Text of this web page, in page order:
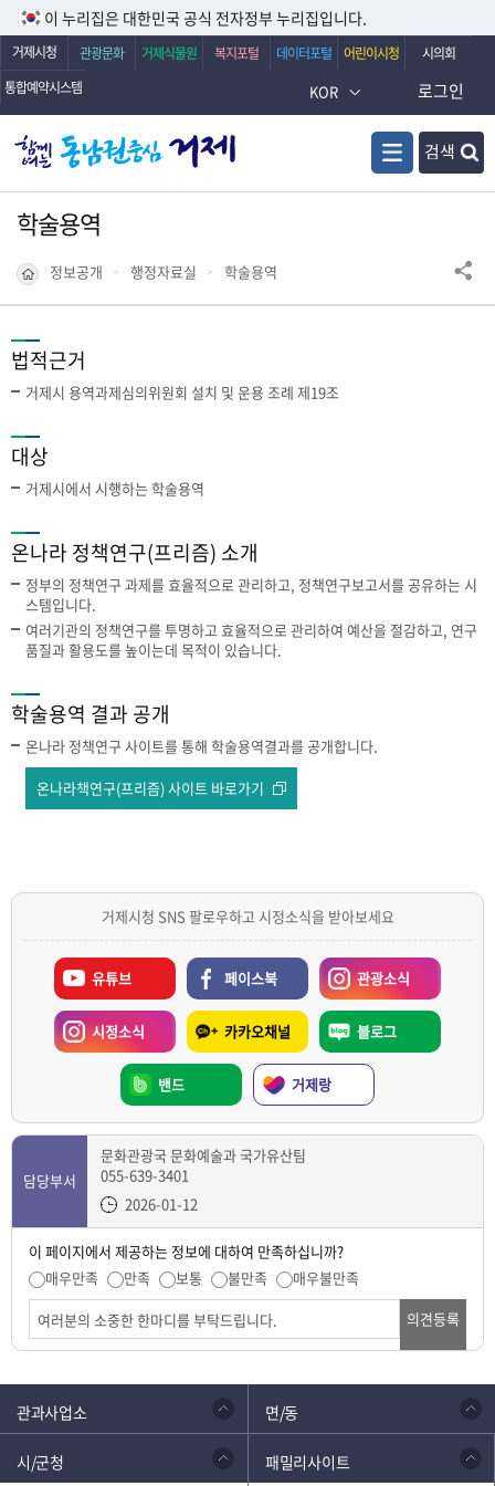
이 누리집은 대한민국 공식 전자정부 누리집입니다.
거제시청 관광문화 거제식물원 복지포털 데이터포털 어린이시청
시의회
통합예약시스템
KOR
검색
로그인
학술용역
정보공개 행정자료실 학술용역
법적근거
거제시 용역과제심의위원회 설치 및 운용 조례 제19조
대상
거제시에서 시행하는 학술용역
온나라 정책연구(프리즘) 소개
정부의 정책연구 과제를 효율적으로 관리하고, 정책연구보고서를 공유하는 시
스템입니다.
여러기관의 정책연구를 투명하고 효율적으로 관리하여 예산을 절감하고, 연구
품질과 활용도를 높이는데 목적이 있습니다.
학술용역 결과 공개
온나라 정책연구 사이트를 통해 학술용역결과를 공개합니다.
온나라책연구(프리즘) 사이트 바로가기
거제시청 SNS 팔로우하고 시정소식을 받아보세요
유튜브 페이스북 관광소식
시정소식 카카오채널 블로그
밴드 거제랑
담당부서
문화관광국 문화예술과 국가유산팀
055-639-3401
2026-01-12
이 페이지에서 제공하는 정보에 대하여 만족하십니까?
매우만족
만족 보통 불만족
매우불만족
의견등록
관과사업소 면/동
시/군청 패밀리사이트